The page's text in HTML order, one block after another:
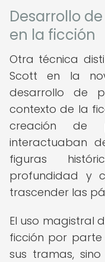
Desarrollo
en la ficción
Otra técnica
Scott en la
desarrollo de
contexto de la
creación de
interactuaban
figuras
profundidad y
trascender las
El uso magistral
ficción por parte
sus tramas,